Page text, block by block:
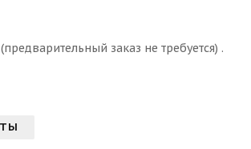
заказ не требуется) .